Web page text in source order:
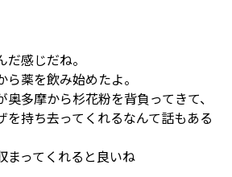
感じだね。
薬を飲み始めたよ。
多摩から杉花粉を背負ってきて、
を持ち去ってくれるなんて話もある
まってくれると良いね